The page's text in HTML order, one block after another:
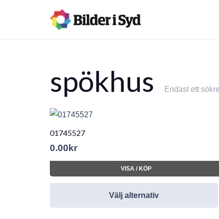
spökhus Endast ett
01745527
0.00 kr
VISA / KÖP
Välj alternativ